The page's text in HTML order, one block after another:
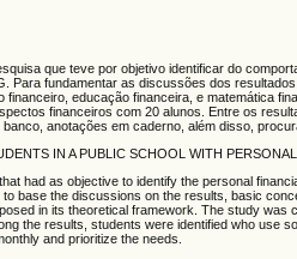
que teve por objetivo identificar do
Para fundamentar as discussões dos
financeiro, educação financeira, e matemática
financeiros com 20 alunos. Entre os
anotações em caderno, além disso,
IN A PUBLIC SCHOOL WITH
had as objective to identify the personal
base the discussions on the results, basic
in its theoretical framework. The study
the results, students were identified who use
and prioritize the needs.